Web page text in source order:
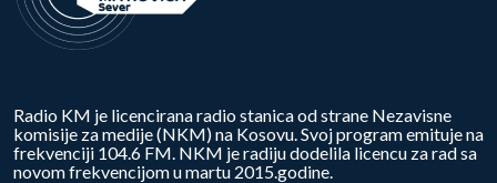
Radio KM je licencirana radio stanica od strane Nezavisne
komisije za medije (NKM) na Kosovu. Svoj program emituje na
frekvenciji 104.6 FM. NKM je radiju dodelila licencu za rad sa
novom frekvencijom u martu 2015.godine.